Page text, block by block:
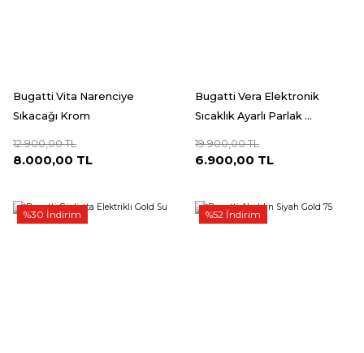
Bugatti Vita Narenciye
Sıkacağı Krom
12.900,00 TL
8.000,00 TL
Bugatti Vera Elektronik
Sıcaklık Ayarlı Parlak ...
19.900,00 TL
6.900,00 TL
%30 İndirim %52 İndirim